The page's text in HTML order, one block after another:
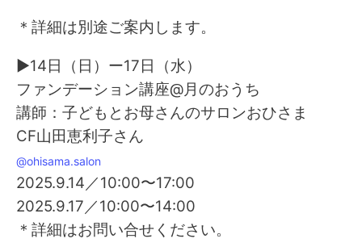
＊詳細は別途ご案内します。
▶14日（日）ー17日（水）
ファンデーション講座@月のおうち
講師：子どもとお母さんのサロンおひさま
CF山田恵利子さん
@ohisama.salon
2025.9.14／10:00〜17:00
2025.9.17／10:00〜14:00
＊詳細はお問い合せください。